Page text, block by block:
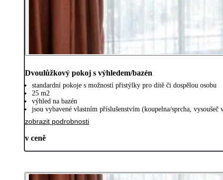
Dvoulůžkový pokoj s výhledem/bazén
standardní pokoje s možností přistýlky pro dítě či dospělou osobu
25 m2
výhled na bazén
jsou vybavené vlastním příslušenstvím (koupelna/sprcha,
zobrazit podrobnosti
v ceně